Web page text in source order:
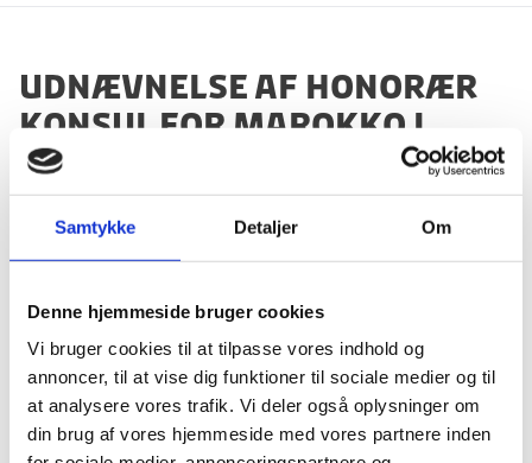
Samtykke Detaljer Om
Denne hjemmeside bruger cookies
Vi bruger cookies til at tilpasse vores indhold og
annoncer, til at vise dig funktioner til sociale medier og til
at analysere vores trafik. Vi deler også oplysninger om
din brug af vores hjemmeside med vores partnere inden
Udnævnelse af honorær
konsul for Marokko i
Aalborg
11.06.2021
Del på Facebook
Del på X (Twitter)
Del på LinkedIn